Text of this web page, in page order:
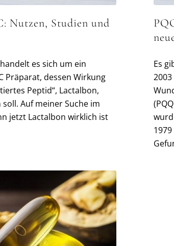
Nutzen, Studien und
es sich um ein
Präparat, dessen Wirkung
Peptid“, Lactalbon,
Auf meiner Suche im
jetzt Lactalbon wirklich ist
Es